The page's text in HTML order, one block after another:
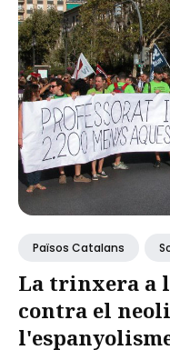
Països Catalans
La trinxera a
contra el